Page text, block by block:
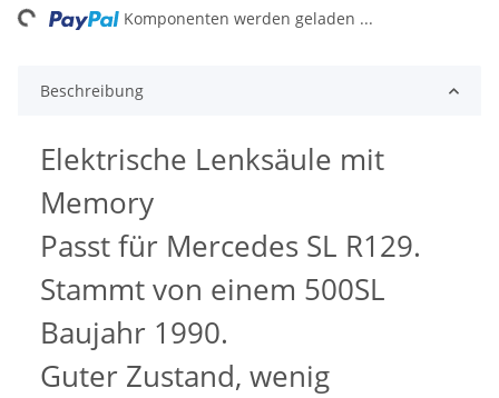
Komponenten werden geladen ...
Beschreibung
Elektrische Lenksäule mit
Memory
Passt für Mercedes SL R129.
Stammt von einem 500SL
Baujahr 1990.
Guter Zustand, wenig